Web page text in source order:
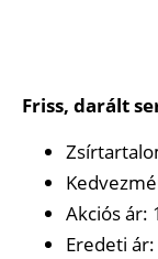
Friss, darált
Akciós ár:
Eredeti